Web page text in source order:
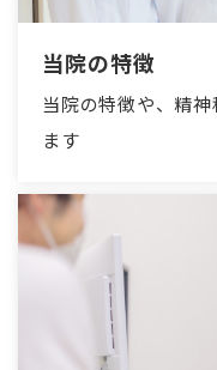
当院の特徴
当院の特徴や、精
ます